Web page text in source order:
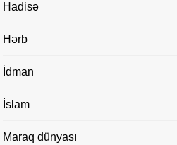
Hadisə
Hərb
İdman
İslam
Maraq dünyası